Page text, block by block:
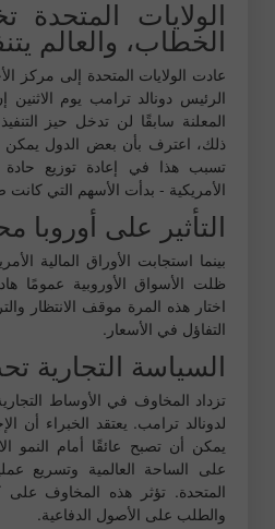
الولايات
الخطاب، والعالم
عادت الولايات المتحدة إلى مركز
الرئيس دونالد ترامب يوم
ذلك، اعترف بأن بعض الدول يمكن
تسبب هذا في إعادة توزيع
الأمريكية - بدأت الأسهم التي
التأثير على أوروبا
بينما استجابت الأوراق المالية
ظلت الأسواق الأوروبية عمومًا
اختار هذه المرة موقف الانتظار
التفاؤل في الأسعار.
السياسة التجارية
تزداد المخاوف في الأوساط
لدونالد ترامب. يعتقد الخبراء أن
يمكن أن تصبح عائقًا أمام النمو
على الساحة العالمية وتسريع
المتحدة. تؤثر هذه المخاوف
والطلب على الأصول الدفاعية.